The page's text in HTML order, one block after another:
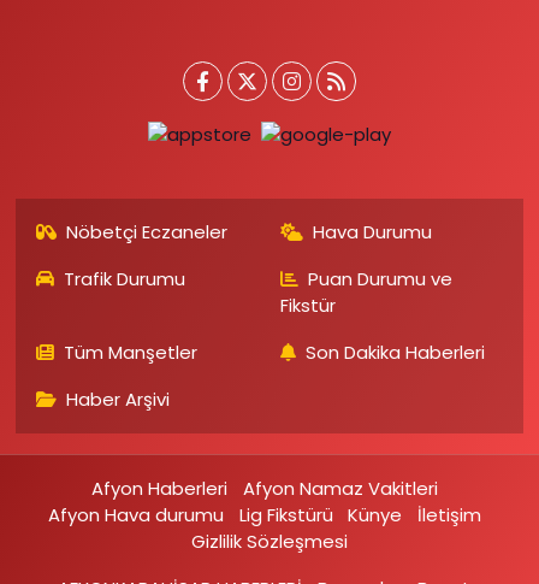
Nöbetçi Eczaneler
Hava Durumu
Trafik Durumu
Puan Durumu ve
Fikstür
Tüm Manşetler
Son Dakika Haberleri
Haber Arşivi
Afyon Haberleri
Afyon Namaz Vakitleri
Afyon Hava durumu
Lig Fikstürü Künye
İletişim
Gizlilik Sözleşmesi